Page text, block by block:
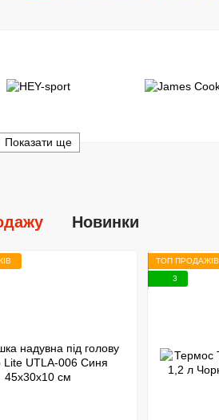
Показати ще
Новинки
ТОП ПРОДАЖІВ
3